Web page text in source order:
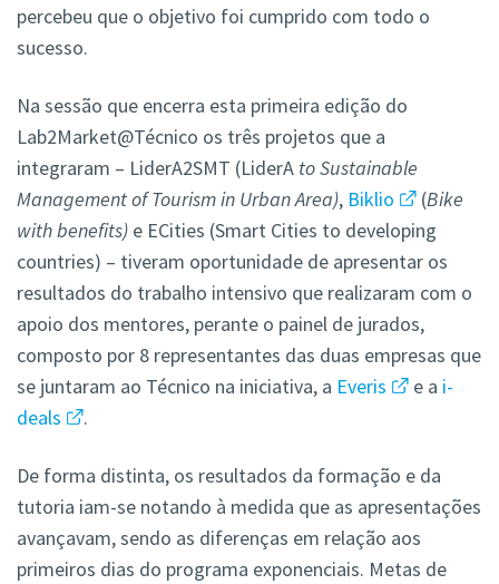
percebeu que o objetivo foi cumprido com todo o
sucesso.
Na sessão que encerra esta primeira edição do
Lab2Market@Técnico os três projetos que a
integraram – LiderA2SMT (LiderA to Sustainable
Management of Tourism in Urban Area), Biklio (Bike
with benefits) e ECities (Smart Cities to developing
countries) – tiveram oportunidade de apresentar os
resultados do trabalho intensivo que realizaram com o
apoio dos mentores, perante o painel de jurados,
composto por 8 representantes das duas empresas que
se juntaram ao Técnico na iniciativa, a Everis e a i-
deals
.
De forma distinta, os resultados da formação e da
tutoria iam-se notando à medida que as apresentações
avançavam, sendo as diferenças em relação aos
primeiros dias do programa exponenciais. Metas de